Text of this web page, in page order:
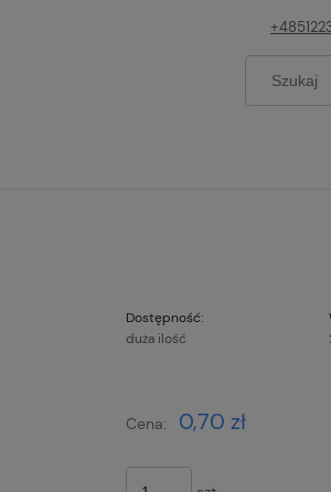
Dostępność:
duża ilość
Cena: 0,70 zł